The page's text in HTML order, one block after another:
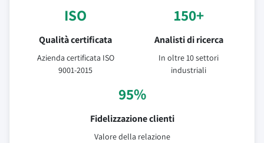
ISO
Qualità certificata
Azienda certificata ISO
9001-2015
150+
Analisti di ricerca
In oltre 10 settori
industriali
95%
Fidelizzazione clienti
Valore della relazione